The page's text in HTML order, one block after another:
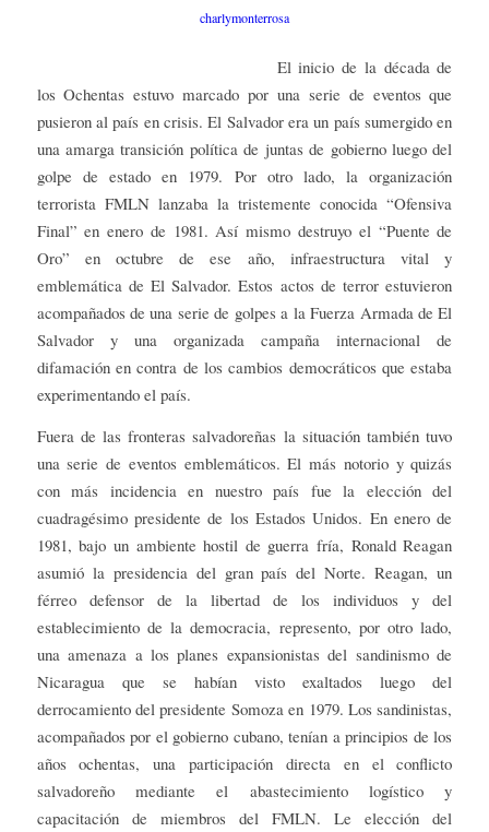
charlymonterrosa
El inicio de la década de
los Ochentas estuvo marcado por una serie de eventos que
pusieron al país en crisis. El Salvador era un país sumergido en
una amarga transición política de juntas de gobierno luego del
golpe de estado en 1979. Por otro lado, la organización
terrorista FMLN lanzaba la tristemente conocida “Ofensiva
Final” en enero de 1981. Así mismo destruyo el “Puente de
Oro” en octubre de ese año, infraestructura vital y
emblemática de El Salvador. Estos actos de terror estuvieron
acompañados de una serie de golpes a la Fuerza Armada de El
Salvador y una organizada campaña internacional de
difamación en contra de los cambios democráticos que estaba
experimentando el país.
Fuera de las fronteras salvadoreñas la situación también tuvo
una serie de eventos emblemáticos. El más notorio y quizás
con más incidencia en nuestro país fue la elección del
cuadragésimo presidente de los Estados Unidos. En enero de
1981, bajo un ambiente hostil de guerra fría, Ronald Reagan
asumió la presidencia del gran país del Norte. Reagan, un
férreo defensor de la libertad de los individuos y del
establecimiento de la democracia, represento, por otro lado,
una amenaza a los planes expansionistas del sandinismo de
Nicaragua que se habían visto exaltados luego del
derrocamiento del presidente Somoza en 1979. Los sandinistas,
acompañados por el gobierno cubano, tenían a principios de los
años ochentas, una participación directa en el conflicto
salvadoreño mediante el abastecimiento logístico y
capacitación de miembros del FMLN. Le elección del